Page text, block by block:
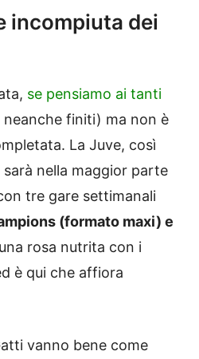
incompiuta dei
se pensiamo ai tanti
neanche finiti) ma non è
La Juve, così
sarà nella maggior parte
tre gare settimanali
(formato maxi) e
rosa nutrita con i
è qui che affiora
vanno bene come